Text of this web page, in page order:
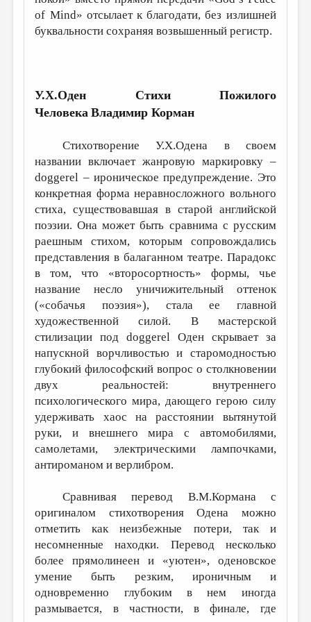
of Mind» отсылает к благодати, без излишней
буквальности сохраняя возвышенный регистр.
У.Х.Оден Стихи Пожилого
Человека Владимир Корман
Стихотворение У.Х.Одена в своем
названии включает жанровую маркировку –
doggerel – ироническое предупреждение. Это
конкретная форма неравносложного вольного
стиха, существовавшая в старой английской
поэзии. Она может быть сравнима с русским
раешным стихом, которым сопровождались
представления в балаганном театре. Парадокс
в том, что «второсортность» формы, чье
название несло уничижительный оттенок
(«собачья поэзия»), стала ее главной
художественной силой. В мастерской
стилизации под doggerel Оден скрывает за
напускной ворчливостью и старомодностью
глубокий философский вопрос о столкновении
двух реальностей: внутреннего
психологического мира, дающего герою силу
удерживать хаос на расстоянии вытянутой
руки, и внешнего мира с автомобилями,
самолетами, электрическими лампочками,
антироманом и верлибром.
Сравнивая перевод В.М.Кормана с
оригиналом стихотворения Одена можно
отметить как неизбежные потери, так и
несомненные находки. Перевод несколько
более прямолинеен и «уютен», оденовское
умение быть резким, ироничным и
одновременно глубоким в нем иногда
размывается, в частности, в финале, где